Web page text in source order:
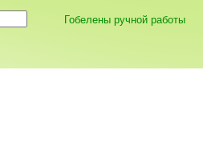
Гобелены ручной работы